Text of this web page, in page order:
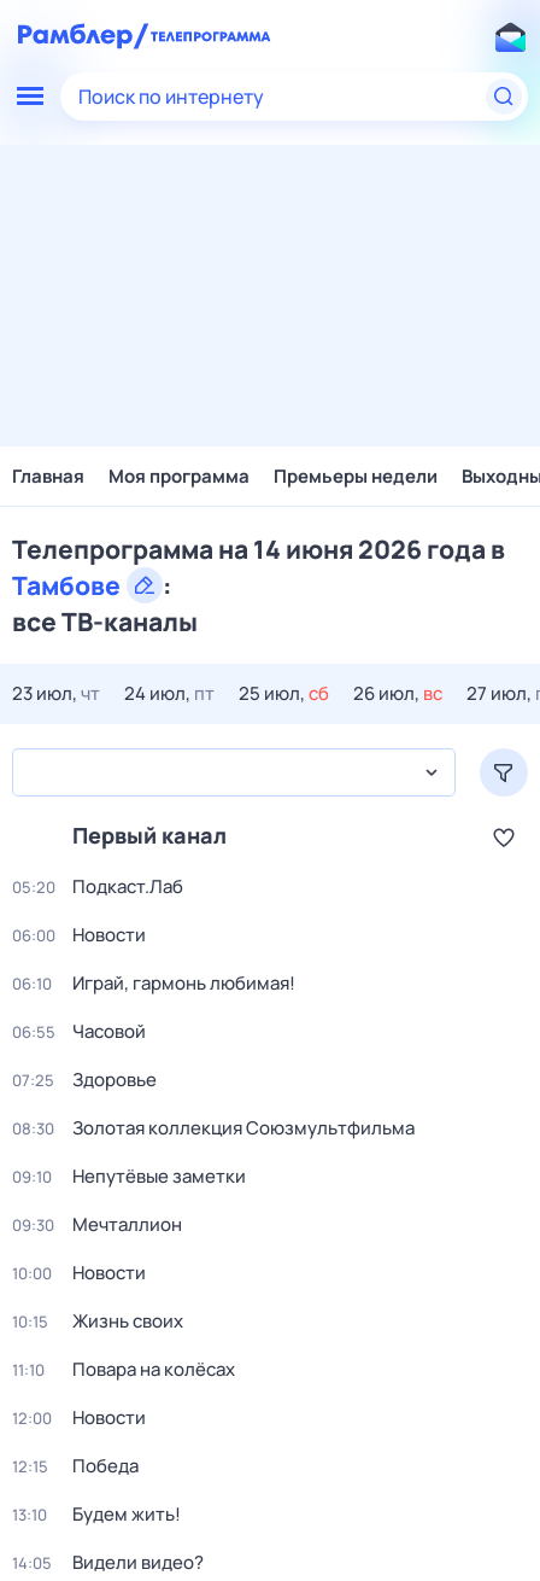
Поиск по интернету
Главная Моя программа Премьеры недели
Телепрограмма на 14 июня 2026 года в
Тамбове
:
все ТВ-каналы
23 июл,чт 24 июл, пт 25 июл,сб 26 июл, вс 27 июл,
Первый канал
05:20 Подкаст.Лаб
06:00 Новости
06:10 Играй, гармонь любимая!
06:55 Часовой
07:25 Здоровье
08:30 Золотая коллекция Союзмультфильма
09:10 Непутёвые заметки
09:30 Мечталлион
10:00 Новости
10:15 Жизнь своих
11:10 Повара на колёсах
12:00 Новости
12:15 Победа
13:10 Будем жить!
14:05 Видели видео?